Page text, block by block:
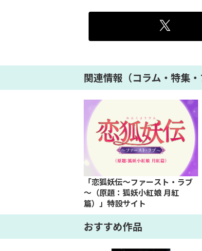
関連情報（コラム・特集・
「恋狐妖伝～ファースト・ラブ
～（原題：狐妖小紅娘 月紅
篇）」特設サイト
おすすめ作品